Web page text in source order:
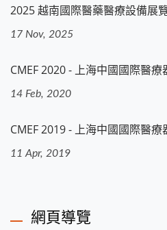
2025 越南國際醫藥醫療設備展
17 Nov, 2025
CMEF 2020 - 上海中國國際醫
14 Feb, 2020
CMEF 2019 - 上海中國國際醫
11 Apr, 2019
網頁導覽